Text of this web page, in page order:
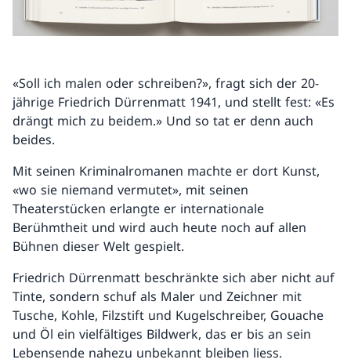
«Soll ich malen oder schreiben?», fragt sich der 20-
jährige Friedrich Dürrenmatt 1941, und stellt fest: «Es
drängt mich zu beidem.» Und so tat er denn auch
beides.
Mit seinen Kriminalromanen machte er dort Kunst,
«wo sie niemand vermutet», mit seinen
Theaterstücken erlangte er internationale
Berühmtheit und wird auch heute noch auf allen
Bühnen dieser Welt gespielt.
Friedrich Dürrenmatt beschränkte sich aber nicht auf
Tinte, sondern schuf als Maler und Zeichner mit
Tusche, Kohle, Filzstift und Kugelschreiber, Gouache
und Öl ein vielfältiges Bildwerk, das er bis an sein
Lebensende nahezu unbekannt bleiben liess.